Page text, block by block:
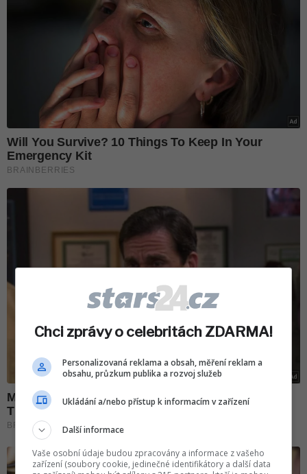
Chci zprávy o celebritách ZDARMA!
Personalizovaná reklama a obsah, měření reklam a
obsahu, průzkum publika a rozvoj služeb
Ukládání a/nebo přístup k informacím v zařízení
Další informace
Vaše osobní údaje budou zpracovány a informace z vašeho
zařízení (soubory cookie, jedinečné identifikátory a další data